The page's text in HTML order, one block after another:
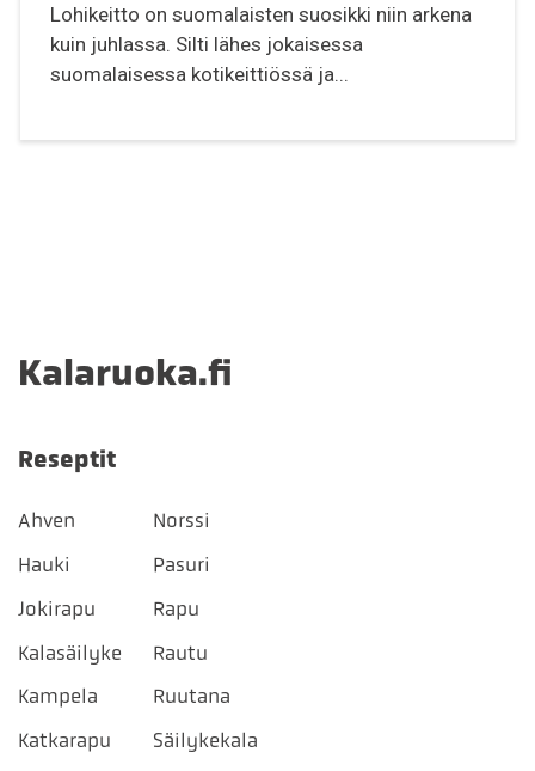
Lohikeitto on suomalaisten suosikki niin arkena
kuin juhlassa. Silti lähes jokaisessa
suomalaisessa kotikeittiössä ja...
Kalaruoka.fi
Reseptit
Ahven
Hauki
Jokirapu
Kalasäilyke
Kampela
Katkarapu
Norssi
Pasuri
Rapu
Rautu
Ruutana
Säilykekala